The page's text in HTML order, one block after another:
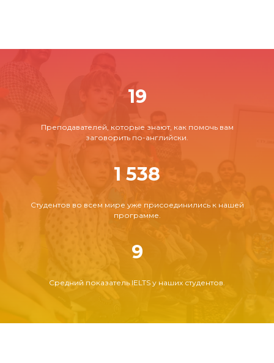
19
Преподавателей, которые знают, как помочь вам
заговорить по-английски.
1 538
Студентов во всем мире уже присоединились к нашей
программе.
9
Средний показатель IELTS у наших студентов.